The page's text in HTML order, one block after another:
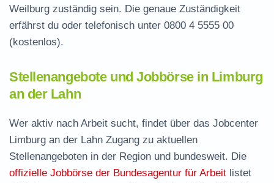
Weilburg zuständig sein. Die genaue Zuständigkeit
erfährst du oder telefonisch unter 0800 4 5555 00
(kostenlos).
Stellenangebote und Jobbörse in Limburg
an der Lahn
Wer aktiv nach Arbeit sucht, findet über das Jobcenter
Limburg an der Lahn Zugang zu aktuellen
Stellenangeboten in der Region und bundesweit. Die
offizielle Jobbörse der Bundesagentur für Arbeit listet